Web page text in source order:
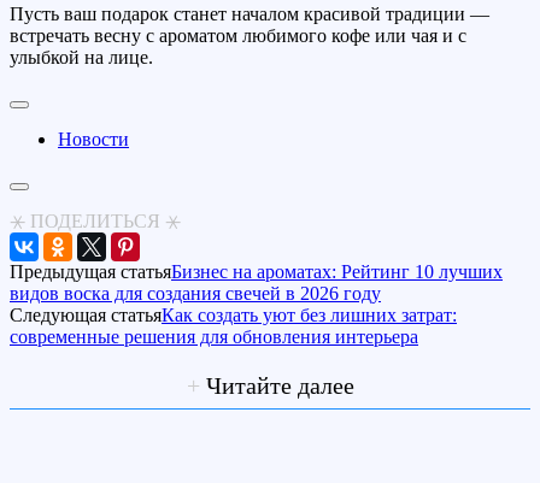
Пусть ваш подарок станет началом красивой традиции —
встречать весну с ароматом любимого кофе или чая и с
улыбкой на лице.
Новости
⚹ ПОДЕЛИТЬСЯ ⚹
Предыдущая статьяБизнес на ароматах: Рейтинг 10 лучших
видов воска для создания свечей в 2026 году
Следующая статьяКак создать уют без лишних затрат:
современные решения для обновления интерьера
+ Читайте далее